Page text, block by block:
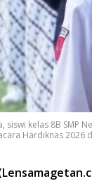
siswi kelas 8B SMP
Hardiknas 2026